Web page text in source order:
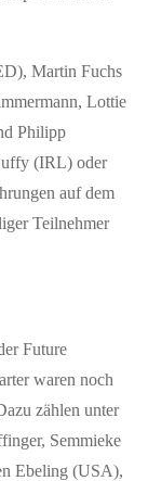
Martin Fuchs
Lottie
Philipp
(IRL) oder
auf dem
Teilnehmer
Future
waren noch
zählen unter
Semmieke
Ebeling (USA),